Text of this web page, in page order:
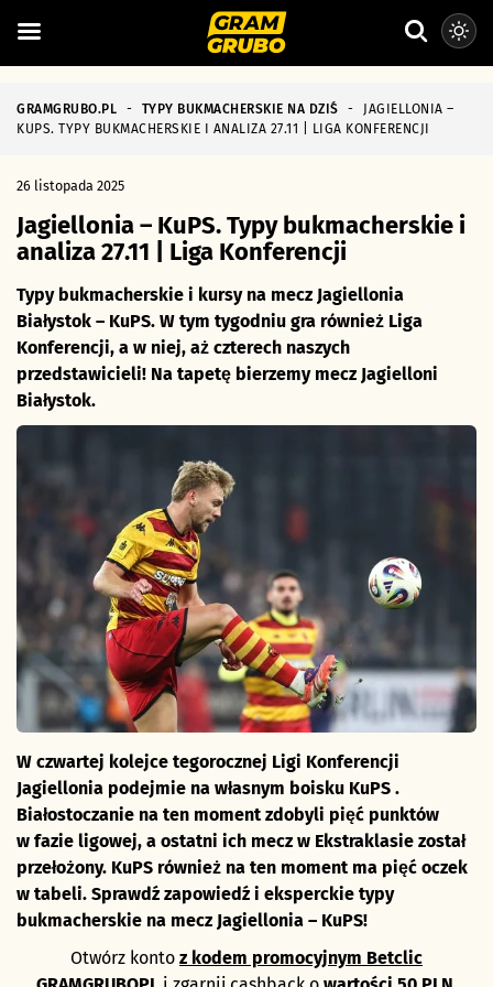
GRAMGRUBO.PL - TYPY BUKMACHERSKIE NA DZIŚ -
JAGIELLONIA –
KUPS. TYPY BUKMACHERSKIE I ANALIZA 27.11 | LIGA KONFERENCJI
26 listopada 2025
Jagiellonia – KuPS. Typy bukmacherskie i
analiza 27.11 | Liga Konferencji
Typy bukmacherskie i kursy na mecz Jagiellonia
Białystok – KuPS. W tym tygodniu gra również Liga
Konferencji, a w niej, aż czterech naszych
przedstawicieli! Na tapetę bierzemy mecz Jagielloni
Białystok.
W czwartej kolejce tegorocznej Ligi Konferencji
Jagiellonia podejmie na własnym boisku KuPS .
Białostoczanie na ten moment zdobyli pięć punktów
w fazie ligowej, a ostatni ich mecz w Ekstraklasie został
przełożony. KuPS również na ten moment ma pięć oczek
w tabeli. Sprawdź zapowiedź i eksperckie typy
bukmacherskie na mecz Jagiellonia – KuPS!
Otwórz konto z kodem promocyjnym Betclic